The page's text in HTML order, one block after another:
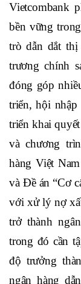
cùng toàn thể
thừa những
được trong 60
tuệ, tinh
Vietcombank
bền vững
trò dẫn dắt
trương chính
đóng góp
triển, hội
triển khai
và chương
hàng Việt
và Đề án “Cơ